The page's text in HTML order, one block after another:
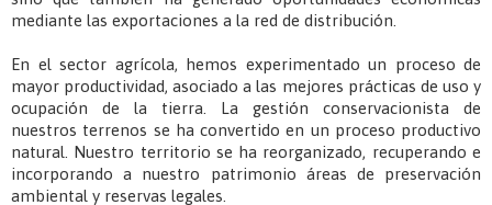
mediante las exportaciones a la red de distribución.
En el sector agrícola, hemos experimentado un proceso de
mayor productividad, asociado a las mejores prácticas de uso y
ocupación de la tierra. La gestión conservacionista de
nuestros terrenos se ha convertido en un proceso productivo
natural. Nuestro territorio se ha reorganizado, recuperando e
incorporando a nuestro patrimonio áreas de preservación
ambiental y reservas legales.